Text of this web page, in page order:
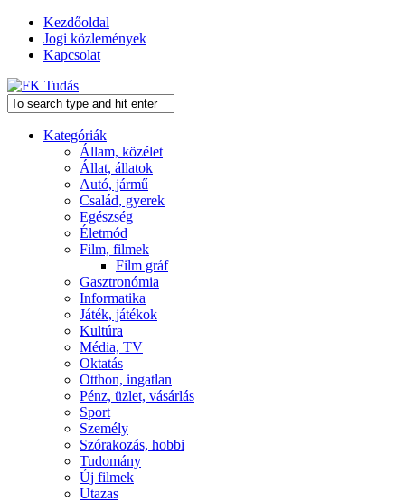
Kezdőoldal
Jogi közlemények
Kapcsolat
Kategóriák
Állam, közélet
Állat, állatok
Autó, jármű
Család, gyerek
Egészség
Életmód
Film, filmek
Film gráf
Gasztronómia
Informatika
Játék, játékok
Kultúra
Média, TV
Oktatás
Otthon, ingatlan
Pénz, üzlet, vásárlás
Sport
Személy
Szórakozás, hobbi
Tudomány
Új filmek
Utazas